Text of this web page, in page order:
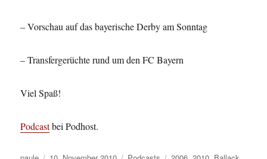
– Vorschau auf das bayerische Derby am Sonntag
– Transfergerüchte rund um den FC Bayern
Viel Spaß!
Podcastbei Podhost.